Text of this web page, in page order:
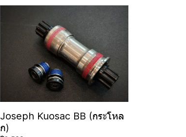
Joseph Kuosac BB (กระโหล
ก)